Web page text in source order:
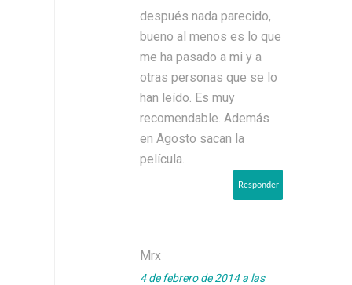
después nada parecido,
bueno al menos es lo que
me ha pasado a mi y a
otras personas que se lo
han leído. Es muy
recomendable. Además
en Agosto sacan la
película.
Responder
Mrx
4 de febrero de 2014 a las